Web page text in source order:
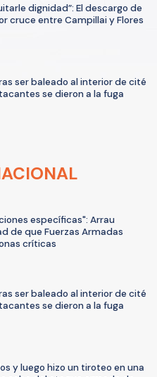
dignidad”: El descargo de
cruce entre Campillai y Flores
ser baleado al interior de cité
se dieron a la fuga
específicas": Arrau
de que Fuerzas Armadas
críticas
ser baleado al interior de cité
se dieron a la fuga
y luego hizo un tiroteo en una